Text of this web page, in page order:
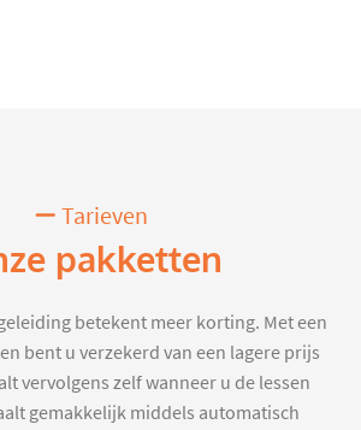
Tarieven
pakketten
betekent meer korting. Met een
bent u verzekerd van een lagere prijs
vervolgens zelf wanneer u de lessen
gemakkelijk middels automatisch